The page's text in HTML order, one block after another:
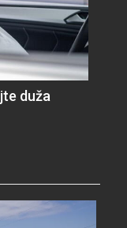
duža